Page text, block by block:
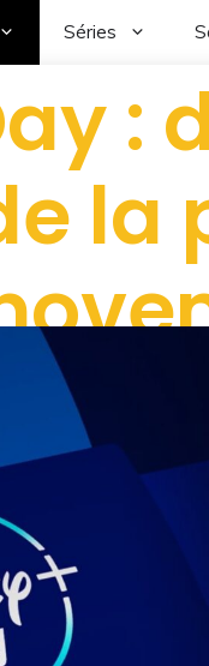
Séries
:
la